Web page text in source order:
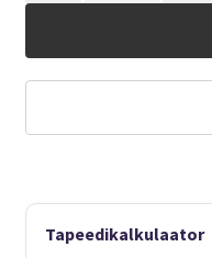
Tapeedikalkulaator